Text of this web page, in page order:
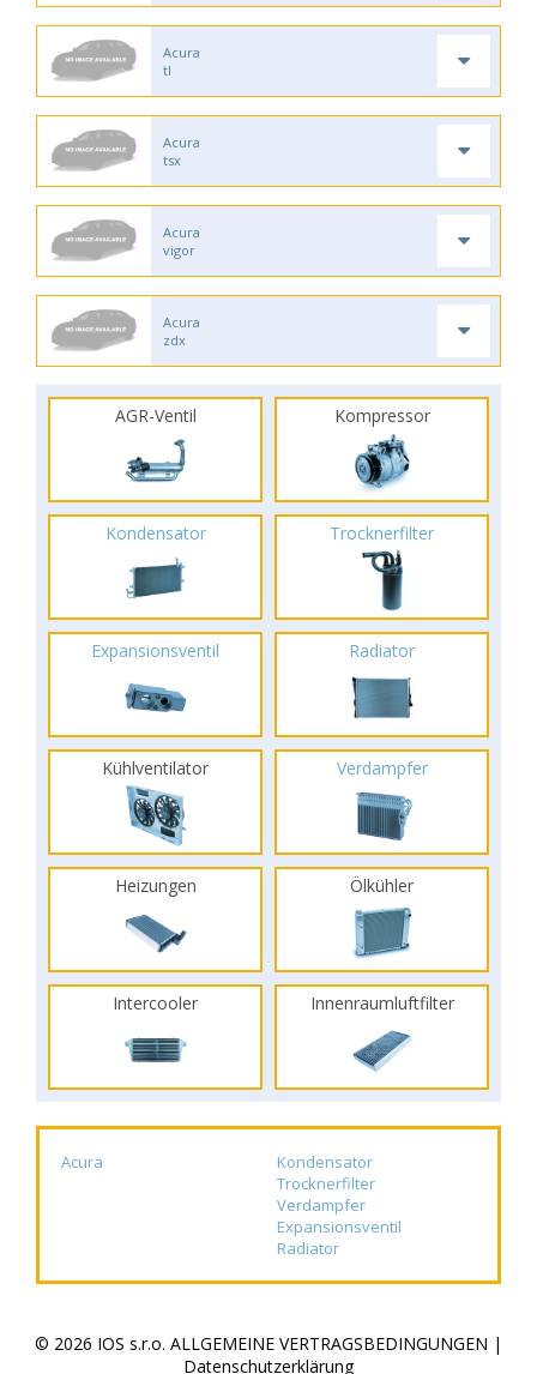
Acura
tl
Acura
tsx
Acura
vigor
Acura
zdx
AGR-Ventil Kompressor
Kondensator Trocknerfilter
Expansionsventil Radiator
Kühlventilator Verdampfer
Heizungen Ölkühler
Intercooler Innenraumluftfilter
Acura
Kondensator
Trocknerfilter
Verdampfer
Expansionsventil
Radiator
© 2026 IOS s.r.o. ALLGEMEINE VERTRAGSBEDINGUNGEN |
Datenschutzerklärung